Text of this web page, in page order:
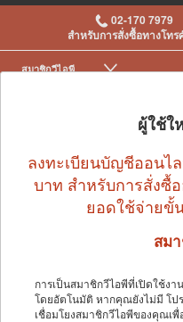
02-170 7979
สำหรับการสั่งซื้อทางโท
สมาชิกวีไอพี
สัตว์เล็ก> ของใช้สัตว์เล็กและอื่น ๆ
ผู้ใช้ใ
ลงทะเบียนบัญชีออนไ
บาท สำหรับการสั่งซื้
ยอดใช้จ่ายขั้
สม
การเป็นสมาชิกวีไอพีที่เปิดใช้ง
โดยอัตโนมัติ หากคุณยังไม่มี โป
เชื่อมโยงสมาชิกวีไอพีของคุณเ